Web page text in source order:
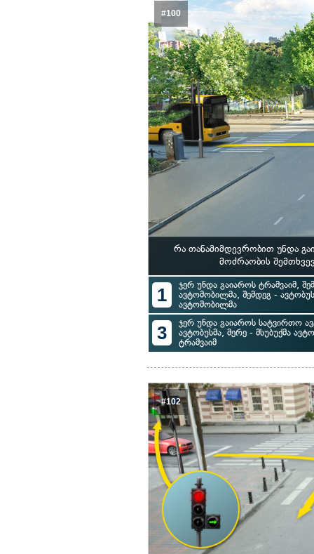
#100
რა თანამიმდევრობით უნდა
მოძრაობის
1
ჯერ უნდა გაიაროს ტრამვაიმ,
ავტომობილმა, შემდეგ -
ავტომობილმა
3
ჯერ უნდა გაიაროს სატვირთო
ავტობუსმა, მერე - მსუბუქმა
ტრამვაიმ
#102